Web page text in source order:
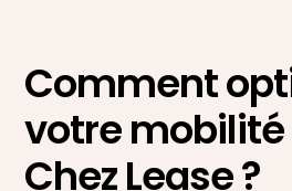
Comment
votre
Chez Lease ?